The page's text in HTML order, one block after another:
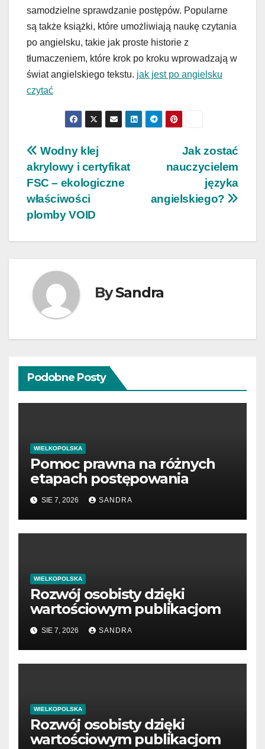
samodzielne sprawdzanie postępów. Popularne
są także książki, które umożliwiają naukę czytania
po angielsku, takie jak proste historie z
tłumaczeniem, które krok po kroku wprowadzają w
świat angielskiego tekstu. jak jest po angielsku
czytać
Nawigacja
wpisu
Jak zostać
nauczycielem
języka
angielskiego?
Wodny klej
akrylowy i certyfikat
FSC – ekologiczne
właściwości
plomby VOID
BySandra
Podobne Posty
WIELKOPOLSKA
Pomoc prawna na różnych
etapach postępowania
SIE 7, 2026 SANDRA
WIELKOPOLSKA
Rozwój osobisty dzięki
wartościowym publikacjom
SIE 7, 2026 SANDRA
WIELKOPOLSKA
Rozwój osobisty dzięki
wartościowym publikacjom